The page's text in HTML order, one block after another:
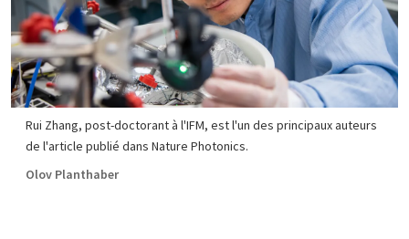
Rui Zhang, post-doctorant à l'IFM, est l'un des principaux auteurs
de l'article publié dans Nature Photonics.
Olov Planthaber